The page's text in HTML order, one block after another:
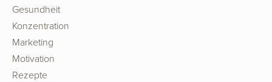
Gesundheit
Konzentration
Marketing
Motivation
Rezepte